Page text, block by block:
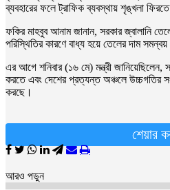
ব্যবহারের ফলে ট্রাফিক ব্যবস্থায় শৃঙ্খলা
ফকির মাহবুব আনাম জানান, সরকার জ্বালানি
পরিস্থিতির কারণে বাধ্য হয়ে তেলের দাম
এর আগে শনিবার (১৬ মে) মন্ত্রী জানিয়েছিলেন,
করতে এবং দেশের প্রত্যন্ত অঞ্চলে উচ্চগতির
করছে।
শেয়ার
আরও পড়ুন